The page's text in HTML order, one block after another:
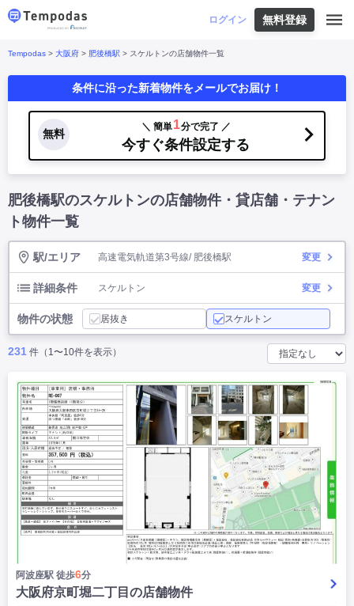
ログイン 無料登録
Tempodasとは
便利な機能
利用イメージ
よくあるご質問
お問い合わせ
都道府県から探す
東北 北海道 | 青森県 岩手県
山形県 | 福島県
東京都 | 神奈川県 埼玉県
福井県 | 愛知県 | 岐阜県 | 静岡県
四国
香川県 | 徳島県 愛媛県
業種から探す
飲食店・飲食業
ラーメン・中華料理 | パン屋・ケーキ屋 |
お好み焼き・ステーキ・鉄板焼き | 焼肉・韓国料理 |
洋食・レストラン
| テイクアウト・デリバリー | そば・うどん
和食・寿司・小料理屋
カレー・インド料理 | 焼き鳥
タピオカ | すき焼き・しゃぶしゃぶ | パスタ・イタリア料理
ファーストフード・屋台
フレンチ・フランス料理
アジア料理・エスニック
カラオケ・パブ・スナック
サービス・医療
美容室・理容室 | 美容サロン(エステ・ネイル・マツエク) |
マッサージ店・整体院 | フィットネスジム |
病院・クリニック・歯科
| |
アパレル・古着屋
| コンビニ
Tempodas > 大阪府 > 肥後橋駅 > スケルトンの店舗物件一覧
条件に沿った新着物件をメールでお届け！
無料
＼ 簡単1分で完了 ／
今すぐ条件設定する
肥後橋駅のスケルトンの店舗物件・貸店舗・テナン
ト物件一覧
駅/エリア 高速電気軌道第3号線/ 肥後橋駅 変更
詳細条件 スケルトン 変更
物件の状態 居抜き スケルトン
231 件（1〜10件を表示）
阿波座駅 徒歩6分
大阪府京町堀二丁目の店舗物件